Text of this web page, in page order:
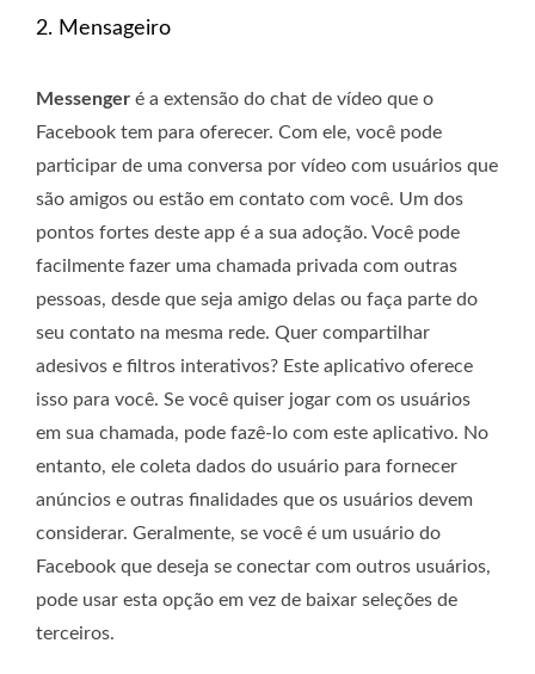
2. Mensageiro
Messenger é a extensão do chat de vídeo que o
Facebook tem para oferecer. Com ele, você pode
participar de uma conversa por vídeo com usuários que
são amigos ou estão em contato com você. Um dos
pontos fortes deste app é a sua adoção. Você pode
facilmente fazer uma chamada privada com outras
pessoas, desde que seja amigo delas ou faça parte do
seu contato na mesma rede. Quer compartilhar
adesivos e filtros interativos? Este aplicativo oferece
isso para você. Se você quiser jogar com os usuários
em sua chamada, pode fazê-lo com este aplicativo. No
entanto, ele coleta dados do usuário para fornecer
anúncios e outras finalidades que os usuários devem
considerar. Geralmente, se você é um usuário do
Facebook que deseja se conectar com outros usuários,
pode usar esta opção em vez de baixar seleções de
terceiros.